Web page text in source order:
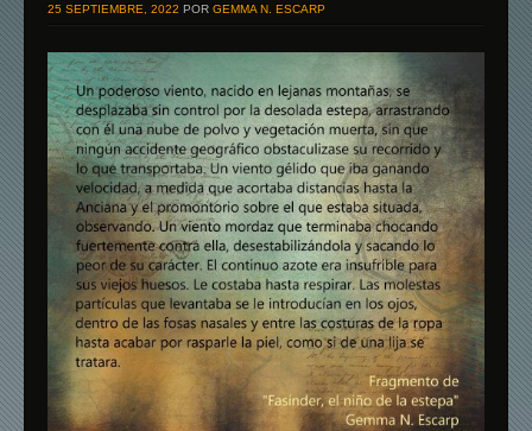
25 SEPTIEMBRE, 2022 POR GEMMA N. ESCARP